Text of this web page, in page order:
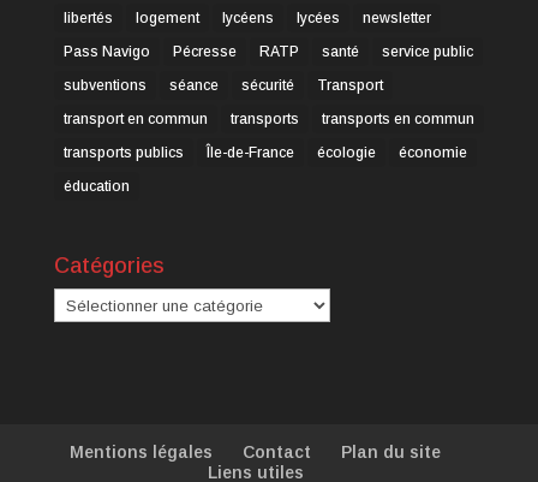
libertés
logement lycéens lycées
newsletter
Pass Navigo
Pécresse RATP santé
service public
subventions
séance sécurité
Transport
transport en commun
transports
transports en commun
transports publics
Île-de-France écologie
économie
éducation
Catégories
Catégories
Mentions légales Contact
Plan du site
Liens utiles